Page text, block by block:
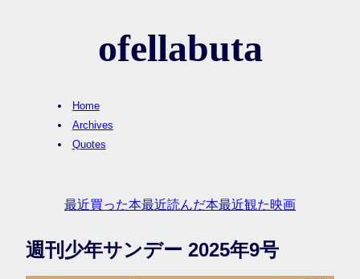
ofellabuta
Home
Archives
Quotes
最近買った本最近読んだ本最近観た映画
週刊少年サンデー 2025年9号